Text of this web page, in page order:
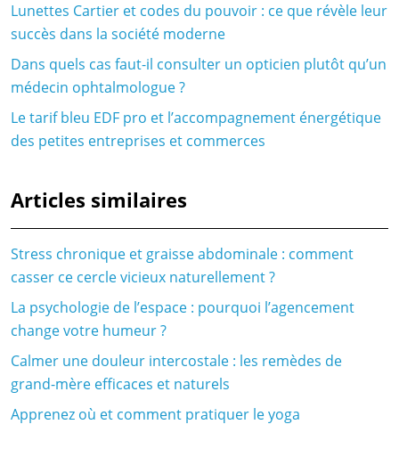
Lunettes Cartier et codes du pouvoir : ce que révèle leur
succès dans la société moderne
Dans quels cas faut-il consulter un opticien plutôt qu’un
médecin ophtalmologue ?
Le tarif bleu EDF pro et l’accompagnement énergétique
des petites entreprises et commerces
Articles similaires
Stress chronique et graisse abdominale : comment
casser ce cercle vicieux naturellement ?
La psychologie de l’espace : pourquoi l’agencement
change votre humeur ?
Calmer une douleur intercostale : les remèdes de
grand-mère efficaces et naturels
Apprenez où et comment pratiquer le yoga